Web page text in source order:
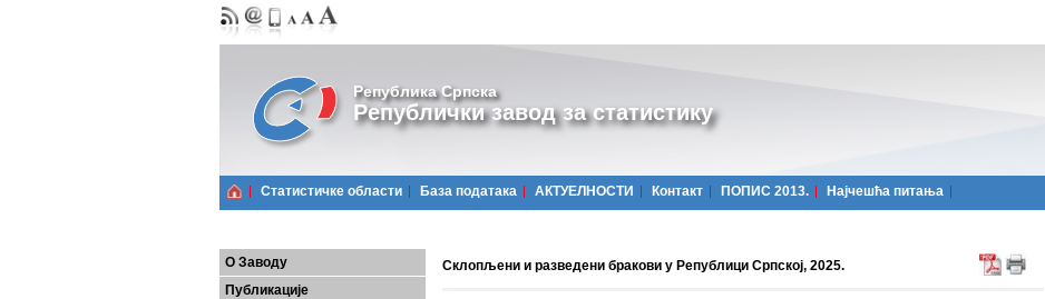
Република Српска
Републички завод за статистику
Статистичке области Базa података АКТУЕЛНОСТИ Контакт ПОПИС 2013. Најчешћa питања
О Заводу
Публикације
Склопљени и разведени бракови у Републици Српској, 2025.